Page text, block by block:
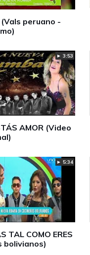
(Vals peruano -
► 3:53
AMOR (Video
► 5:34
TAL COMO ERES
bolivianos)